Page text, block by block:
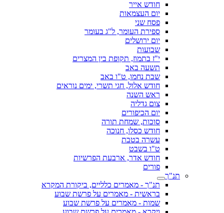
חודש אייר
יום העצמאות
פסח שני
ספירת העומר, ל"ג בעומר
יום ירושלים
שבועות
י"ז בתמוז, תקופת בין המצרים
תשעה באב
שבת נחמו, ט"ו באב
חודש אלול, חגי תשרי, ימים נוראים
ראש השנה
צום גדליה
יום הכיפורים
סוכות, שמחת תורה
חודש כסלו, חנוכה
עשרה בטבת
ט"ו בשבט
חודש אדר, ארבעת הפרשיות
פורים
תנ"ך
תנ"ך - מאמרים כלליים, ביקורת המקרא
בראשית - מאמרים על פרשת שבוע
שמות - מאמרים על פרשת שבוע